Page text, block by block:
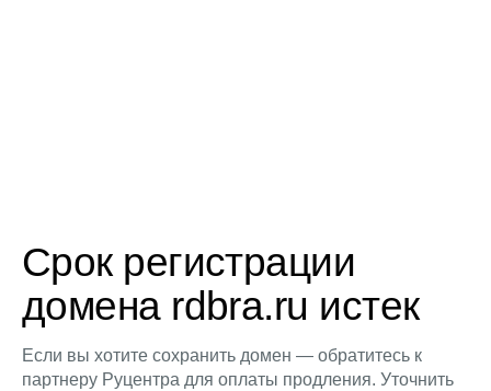
Срок регистрации
домена rdbra.ru истек
Если вы хотите сохранить домен — обратитесь к
партнеру Руцентра для оплаты продления. Уточнить